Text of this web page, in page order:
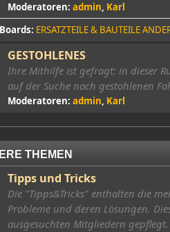
Moderatoren: admin, Karl
ERSATZTEILE & BAUTEILE
GESTOHLENES
Ihre Mithilfe ist gefragt: in dieser
auf der Suche nach gestohlenen
Moderatoren: admin, Karl
THEMEN
Tipps und Tricks
Die "Tipps&Tricks" enthalten die
Probleme und deren Lösungen.
ausgesuchten Mitgliedern gepflegt.